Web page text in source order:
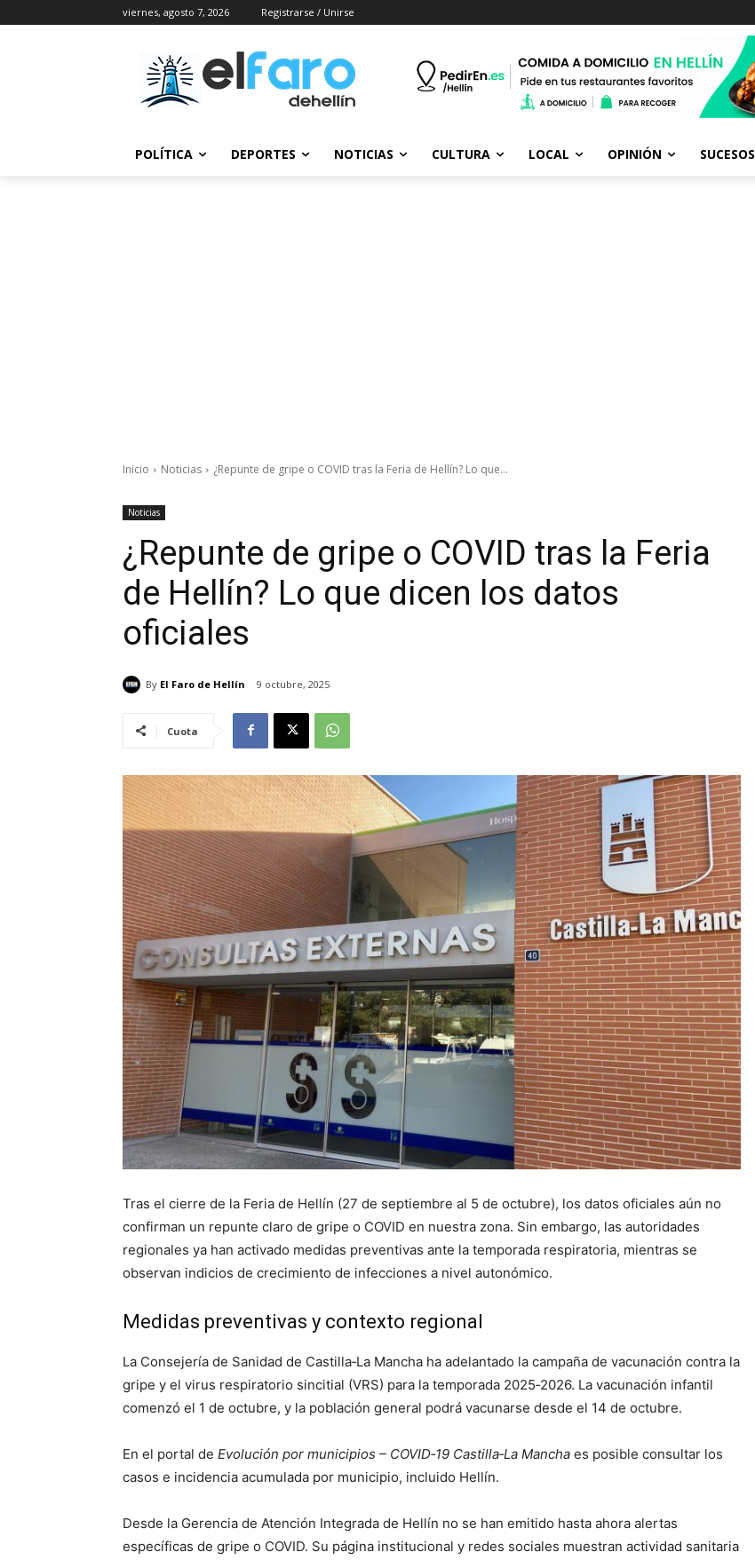
viernes, agosto 7, 2026 Registrarse / Unirse
POLÍTICA DEPORTES NOTICIAS CULTURA LOCAL OPINIÓN SUCESOS
Inicio Noticias ¿Repunte de gripe o COVID tras la Feria de Hellín? Lo que...
Noticias
¿Repunte de gripe o COVID tras la Feria
de Hellín? Lo que dicen los datos
oficiales
By El Faro de Hellín 9 octubre, 2025
Cuota
Tras el cierre de la Feria de Hellín (27 de septiembre al 5 de octubre), los datos oficiales aún no
confirman un repunte claro de gripe o COVID en nuestra zona. Sin embargo, las autoridades
regionales ya han activado medidas preventivas ante la temporada respiratoria, mientras se
observan indicios de crecimiento de infecciones a nivel autonómico.
Medidas preventivas y contexto regional
La Consejería de Sanidad de Castilla‑La Mancha ha adelantado la campaña de vacunación contra la
gripe y el virus respiratorio sincitial (VRS) para la temporada 2025‑2026. La vacunación infantil
comenzó el 1 de octubre, y la población general podrá vacunarse desde el 14 de octubre.
En el portal de Evolución por municipios – COVID‑19 Castilla‑La Mancha es posible consultar los
casos e incidencia acumulada por municipio, incluido Hellín.
Desde la Gerencia de Atención Integrada de Hellín no se han emitido hasta ahora alertas
específicas de gripe o COVID. Su página institucional y redes sociales muestran actividad sanitaria